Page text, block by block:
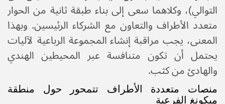
التوالي)، وكلاهما سعى إلى بناء طبقة ثانية من الحوار
متعدد الأطراف والتعاون مع الشركاء الرئيسين. وبهذا
المعنى، يجب مراقبة إنشاء المجموعة الرباعية لآليات
يحتمل أن تكون متنافسة عبر المحيطين الهندي
والهادئ من كثب.
منصات متعددة الأطراف تتمحور حول منطقة
ميكونغ الفرعية